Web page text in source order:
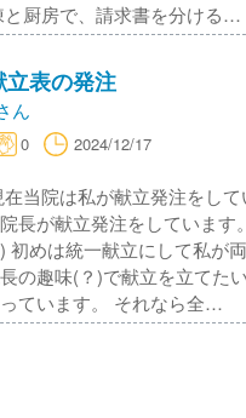
と厨房で、請求書を分ける…
立表の発注
ん
0 2024/12/17
当院は私が献立発注をし
長が献立発注をしています
初めは統一献立にして私が
の趣味(？)で献立を立てた
ています。 それなら全…